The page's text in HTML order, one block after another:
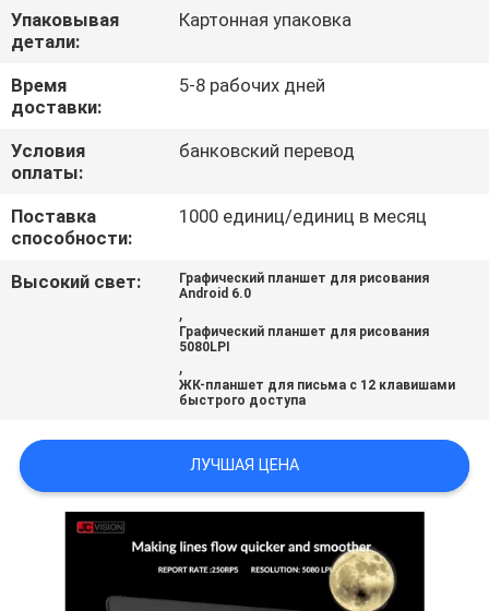
СВЯЖИТЕСЬ
С
НАМИ
НОВОСТИ
СЛУЧАИ
ЗАПРОСИТЕ
САЙТА
ПОЛИТИКА
КОНФИДЕНЦИАЛЬНОСТИ
Упаковывая
детали:
Картонная упаковка
Время
доставки:
5-8 рабочих дней
Условия
оплаты:
банковский перевод
Поставка
способности:
1000 единиц/единиц в месяц
Высокий свет:
Графический планшет для рисования
Android 6.0
,
Графический планшет для рисования
5080LPI
,
ЖК-планшет для письма с 12 клавишами
быстрого доступа
ЛУЧШАЯ ЦЕНА